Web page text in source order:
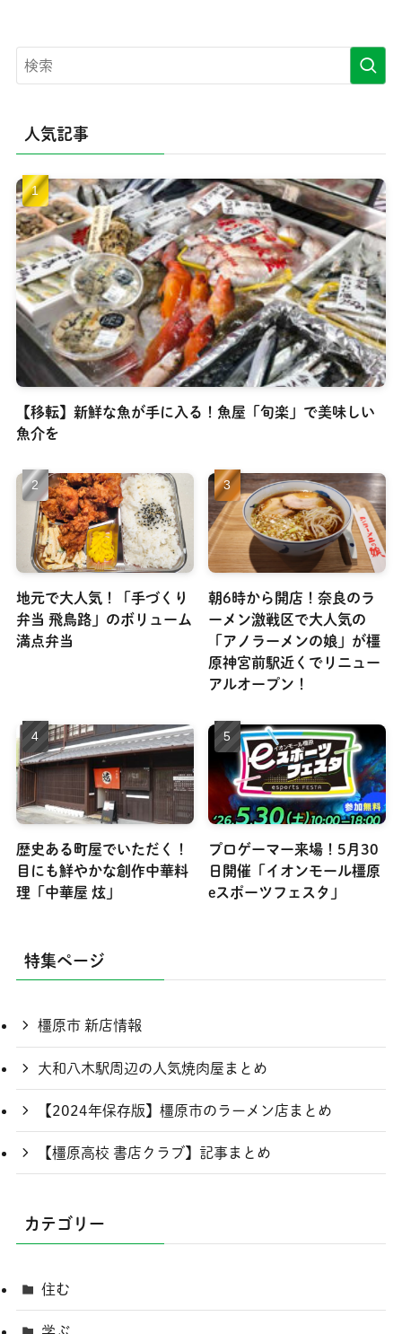
人気記事
【移転】新鮮な魚が手に入る！魚屋「旬楽」で美味しい
魚介を
地元で大人気！「手づくり
弁当 飛鳥路」のボリューム
満点弁当
朝6時から開店！奈良のラ
ーメン激戦区で大人気の
「アノラーメンの娘」が橿
原神宮前駅近くでリニュー
アルオープン！
歴史ある町屋でいただく！
目にも鮮やかな創作中華料
理「中華屋 炫」
プロゲーマー来場！5月30
日開催「イオンモール橿原
eスポーツフェスタ」
特集ページ
橿原市 新店情報
大和八木駅周辺の人気焼肉屋まとめ
【2024年保存版】橿原市のラーメン店まとめ
【橿原高校 書店クラブ】記事まとめ
カテゴリー
住む